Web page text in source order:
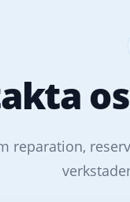
reparation,